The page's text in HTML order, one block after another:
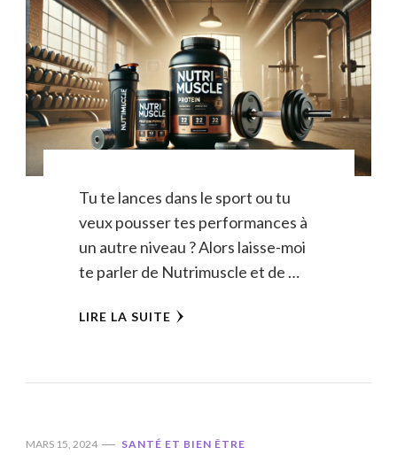
Tu te lances dans le sport ou tu
veux pousser tes performances à
un autre niveau ? Alors laisse-moi
te parler de Nutrimuscle et de …
LIRE LA SUITE
MARS 15, 2024 SANTÉ ET BIEN ÊTRE